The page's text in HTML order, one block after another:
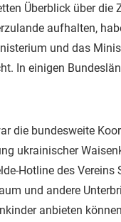
Überblick über die
aufhalten,
und das
In einigen
die bundesweite
ukrainischer
Hotline des Vereins
und andere
anbieten